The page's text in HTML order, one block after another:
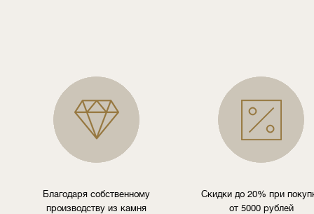
Благодаря собственному
производству из камня
Скидки до 20% при
от 5000 рублей